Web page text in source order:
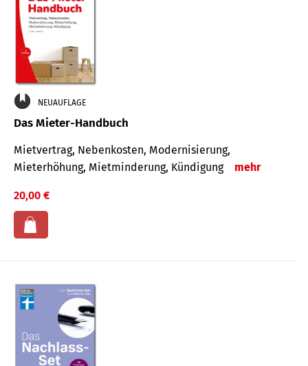
NEUAUFLAGE
Das Mieter-Handbuch
Mietvertrag, Nebenkosten, Modernisierung,
Mieterhöhung, Mietminderung, Kündigung
mehr
20,00 €